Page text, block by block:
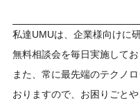
私達UMUは、企業様向けに
無料相談会を毎日実施してお
また、常に最先端のテクノ
おりますので、お困りごと